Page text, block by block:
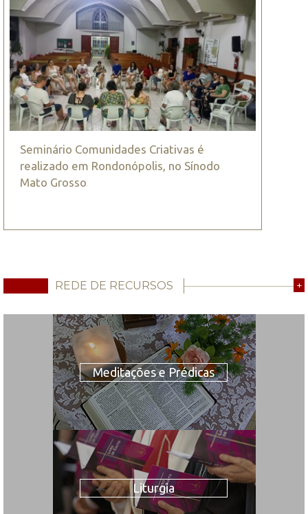
Seminário Comunidades Criativas é
realizado em Rondonópolis, no Sínodo
Mato Grosso
REDE DE RECURSOS +
Meditações e Prédicas
Liturgia